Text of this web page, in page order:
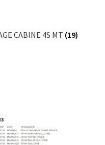
CABINE 4S MT (19)